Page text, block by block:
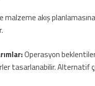
malzeme akış
Operasyon
tasarlanabilir. Alternatif